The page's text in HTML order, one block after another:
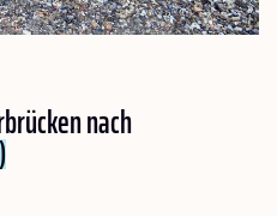
nach